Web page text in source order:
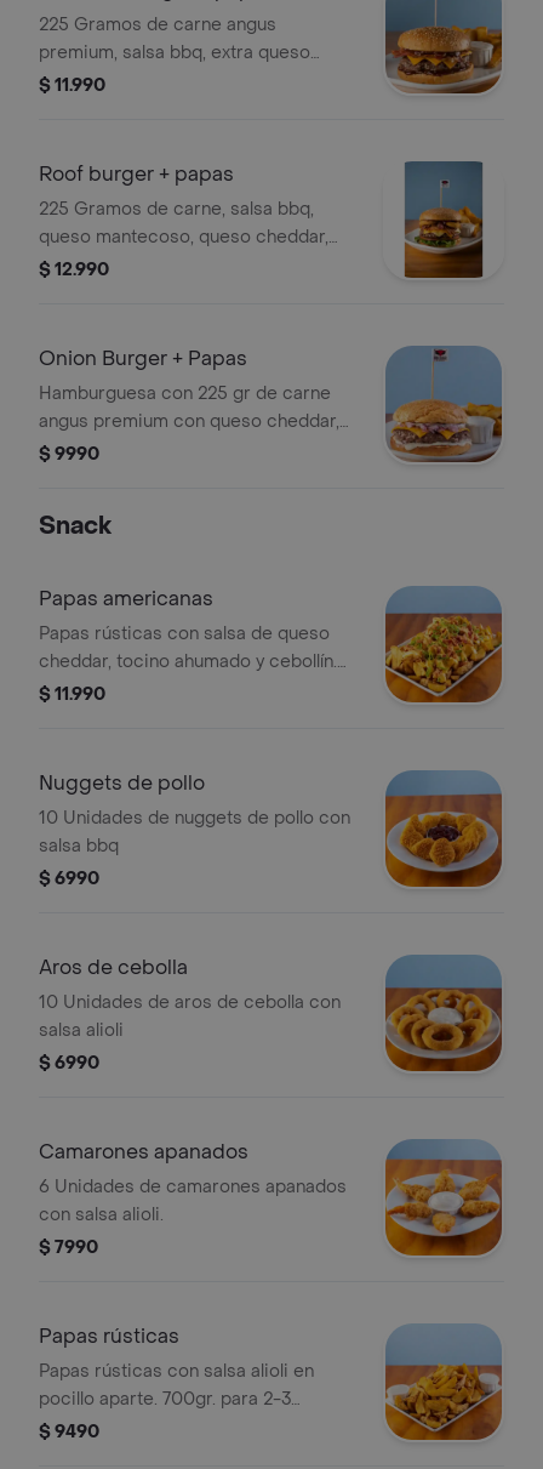
225 Gramos de carne angus
premium, salsa bbq, extra queso
cheddar y tocino ahumado. incluye
$ 11.990
Roof burger + papas
225 Gramos de carne, salsa bbq,
queso mantecoso, queso cheddar,
tocino ahumado, aros de cebolla,
de salsa alioli.
$ 12.990
Onion Burger + Papas
Hamburguesa con 225 gr de carne
angus premium con queso cheddar,
salsa alioli y cebolla morada en
$ 9990
Snack
Papas americanas
Papas rústicas con salsa de queso
cheddar, tocino ahumado y cebollín.
700gr. para 2-3 personas.
$ 11.990
Nuggets de pollo
10 Unidades de nuggets de pollo con
salsa bbq
$ 6990
Aros de cebolla
10 Unidades de aros de cebolla con
salsa alioli
$ 6990
Camarones apanados
6 Unidades de camarones apanados
con salsa alioli.
$ 7990
Papas rústicas
Papas rústicas con salsa alioli en
pocillo aparte. 700gr. para 2-3
personas.
$ 9490